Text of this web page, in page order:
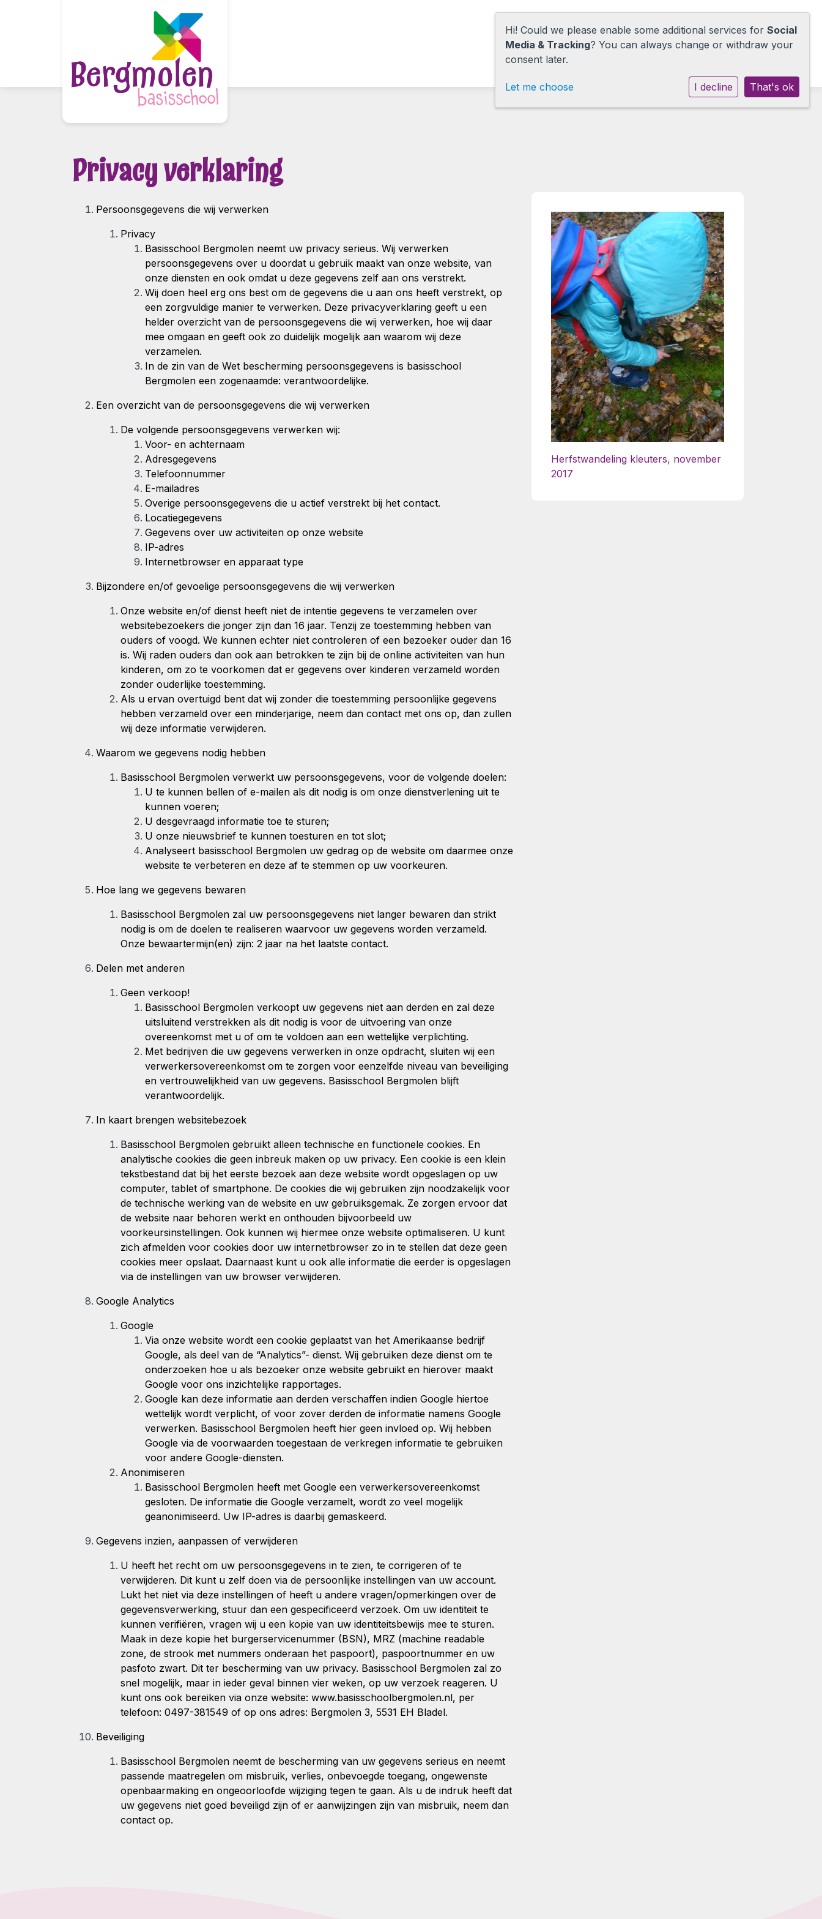
Nieuwe oudersPrivacy verklaring
Persoonsgegevens die wij verwerken
Privacy
Basisschool Bergmolen neemt uw privacy serieus. Wij verwerken
persoonsgegevens over u doordat u gebruik maakt van onze website, van
onze diensten en ook omdat u deze gegevens zelf aan ons verstrekt.
Wij doen heel erg ons best om de gegevens die u aan ons heeft verstrekt, op
een zorgvuldige manier te verwerken. Deze privacyverklaring geeft u een
helder overzicht van de persoonsgegevens die wij verwerken, hoe wij daar
mee omgaan en geeft ook zo duidelijk mogelijk aan waarom wij deze
verzamelen.
In de zin van de Wet bescherming persoonsgegevens is basisschool
Bergmolen een zogenaamde: verantwoordelijke.
Een overzicht van de persoonsgegevens die wij verwerken
De volgende persoonsgegevens verwerken wij:
Voor- en achternaam
Adresgegevens
Telefoonnummer
E-mailadres
Overige persoonsgegevens die u actief verstrekt bij het contact.
Locatiegegevens
Gegevens over uw activiteiten op onze website
IP-adres
Internetbrowser en apparaat type
Bijzondere en/of gevoelige persoonsgegevens die wij verwerken
Onze website en/of dienst heeft niet de intentie gegevens te verzamelen over
websitebezoekers die jonger zijn dan 16 jaar. Tenzij ze toestemming hebben van
ouders of voogd. We kunnen echter niet controleren of een bezoeker ouder dan 16
is. Wij raden ouders dan ook aan betrokken te zijn bij de online activiteiten van hun
kinderen, om zo te voorkomen dat er gegevens over kinderen verzameld worden
zonder ouderlijke toestemming.
Als u ervan overtuigd bent dat wij zonder die toestemming persoonlijke gegevens
hebben verzameld over een minderjarige, neem dan contact met ons op, dan zullen
wij deze informatie verwijderen.
Waarom we gegevens nodig hebben
Basisschool Bergmolen verwerkt uw persoonsgegevens, voor de volgende doelen:
U te kunnen bellen of e-mailen als dit nodig is om onze dienstverlening uit te
kunnen voeren;
U desgevraagd informatie toe te sturen;
U onze nieuwsbrief te kunnen toesturen en tot slot;
Analyseert basisschool Bergmolen uw gedrag op de website om daarmee onze
website te verbeteren en deze af te stemmen op uw voorkeuren.
Hoe lang we gegevens bewaren
Basisschool Bergmolen zal uw persoonsgegevens niet langer bewaren dan strikt
nodig is om de doelen te realiseren waarvoor uw gegevens worden verzameld.
Onze bewaartermijn(en) zijn: 2 jaar na het laatste contact.
Delen met anderen
Geen verkoop!
Basisschool Bergmolen verkoopt uw gegevens niet aan derden en zal deze
uitsluitend verstrekken als dit nodig is voor de uitvoering van onze
overeenkomst met u of om te voldoen aan een wettelijke verplichting.
Met bedrijven die uw gegevens verwerken in onze opdracht, sluiten wij een
verwerkersovereenkomst om te zorgen voor eenzelfde niveau van beveiliging
en vertrouwelijkheid van uw gegevens. Basisschool Bergmolen blijft
verantwoordelijk.
In kaart brengen websitebezoek
Basisschool Bergmolen gebruikt alleen technische en functionele cookies. En
analytische cookies die geen inbreuk maken op uw privacy. Een cookie is een klein
tekstbestand dat bij het eerste bezoek aan deze website wordt opgeslagen op uw
computer, tablet of smartphone. De cookies die wij gebruiken zijn noodzakelijk voor
de technische werking van de website en uw gebruiksgemak. Ze zorgen ervoor dat
de website naar behoren werkt en onthouden bijvoorbeeld uw
voorkeursinstellingen. Ook kunnen wij hiermee onze website optimaliseren. U kunt
zich afmelden voor cookies door uw internetbrowser zo in te stellen dat deze geen
cookies meer opslaat. Daarnaast kunt u ook alle informatie die eerder is opgeslagen
via de instellingen van uw browser verwijderen.
Google Analytics
Google
Via onze website wordt een cookie geplaatst van het Amerikaanse bedrijf
Google, als deel van de “Analytics”- dienst. Wij gebruiken deze dienst om te
onderzoeken hoe u als bezoeker onze website gebruikt en hierover maakt
Google voor ons inzichtelijke rapportages.
Google kan deze informatie aan derden verschaffen indien Google hiertoe
wettelijk wordt verplicht, of voor zover derden de informatie namens Google
verwerken. Basisschool Bergmolen heeft hier geen invloed op. Wij hebben
Google via de voorwaarden toegestaan de verkregen informatie te gebruiken
voor andere Google-diensten.
Anonimiseren
Basisschool Bergmolen heeft met Google een verwerkersovereenkomst
gesloten. De informatie die Google verzamelt, wordt zo veel mogelijk
geanonimiseerd. Uw IP-adres is daarbij gemaskeerd.
Gegevens inzien, aanpassen of verwijderen
U heeft het recht om uw persoonsgegevens in te zien, te corrigeren of te
verwijderen. Dit kunt u zelf doen via de persoonlijke instellingen van uw account.
Lukt het niet via deze instellingen of heeft u andere vragen/opmerkingen over de
gegevensverwerking, stuur dan een gespecificeerd verzoek. Om uw identiteit te
kunnen verifiëren, vragen wij u een kopie van uw identiteitsbewijs mee te sturen.
Maak in deze kopie het burgerservicenummer (BSN), MRZ (machine readable
zone, de strook met nummers onderaan het paspoort), paspoortnummer en uw
pasfoto zwart. Dit ter bescherming van uw privacy. Basisschool Bergmolen zal zo
snel mogelijk, maar in ieder geval binnen vier weken, op uw verzoek reageren. U
kunt ons ook bereiken via onze website: www.basisschoolbergmolen.nl, per
telefoon: 0497-381549 of op ons adres: Bergmolen 3, 5531 EH Bladel.
Beveiliging
Basisschool Bergmolen neemt de bescherming van uw gegevens serieus en neemt
passende maatregelen om misbruik, verlies, onbevoegde toegang, ongewenste
openbaarmaking en ongeoorloofde wijziging tegen te gaan. Als u de indruk heeft dat
uw gegevens niet goed beveiligd zijn of er aanwijzingen zijn van misbruik, neem dan
contact op.
Herfstwandeling kleuters, november
2017
Hi! Could we please enable some additional services for Social
Media & Tracking? You can always change or withdraw your
consent later.
Let me choose I decline That's ok